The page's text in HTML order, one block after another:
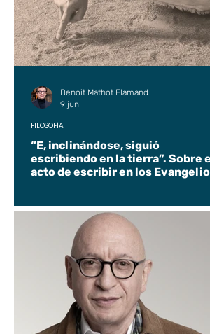
“E, inclinándose, siguió
escribiendo en la tierra”. Sobre el
acto de escribir en los Evangelios.
FILOSOFÍA
Benoit Mathot Flamand
9 jun